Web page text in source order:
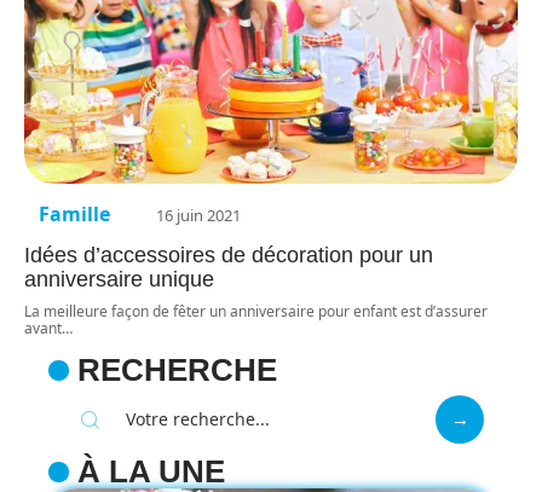
Famille 16 juin 2021
Idées d’accessoires de décoration pour un
anniversaire unique
La meilleure façon de fêter un anniversaire pour enfant est d’assurer
avant…
RECHERCHE
À LA UNE